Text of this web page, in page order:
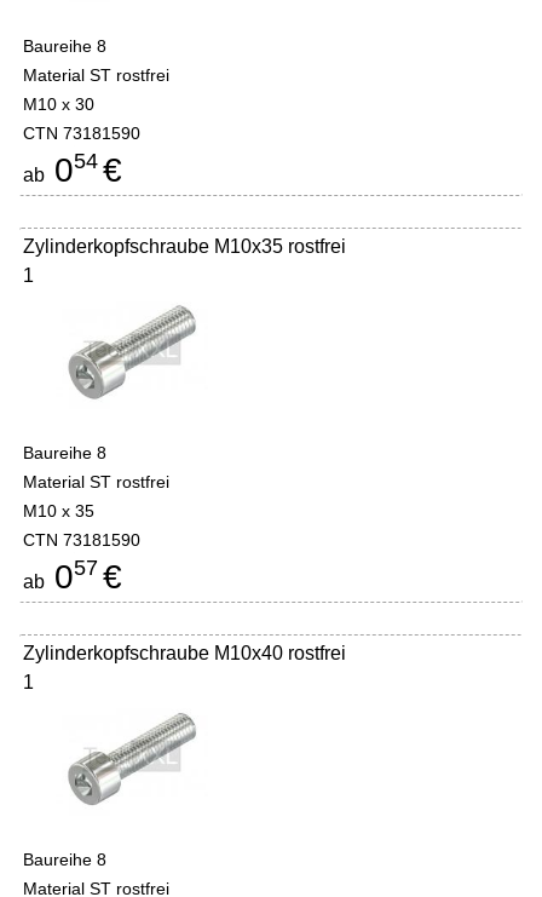
Baureihe 8
Material ST rostfrei
M10 x 30
CTN 73181590
ab 054 €
Zylinderkopfschraube M10x35 rostfrei
1
Baureihe 8
Material ST rostfrei
M10 x 35
CTN 73181590
ab 057 €
Zylinderkopfschraube M10x40 rostfrei
1
Baureihe 8
Material ST rostfrei